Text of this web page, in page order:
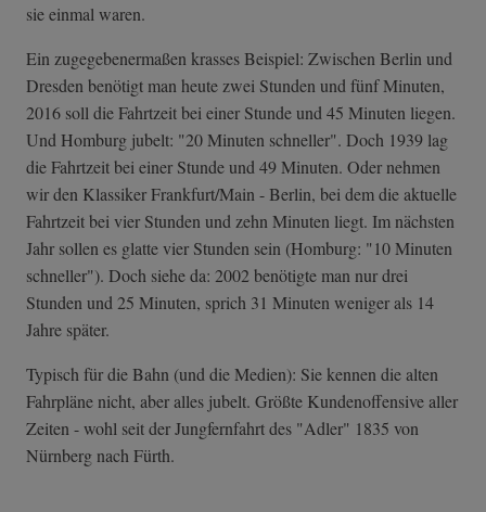
sie einmal waren.
Ein zugegebenermaßen krasses Beispiel: Zwischen Berlin und
Dresden benötigt man heute zwei Stunden und fünf Minuten,
2016 soll die Fahrtzeit bei einer Stunde und 45 Minuten liegen.
Und Homburg jubelt: "20 Minuten schneller". Doch 1939 lag
die Fahrtzeit bei einer Stunde und 49 Minuten. Oder nehmen
wir den Klassiker Frankfurt/Main - Berlin, bei dem die aktuelle
Fahrtzeit bei vier Stunden und zehn Minuten liegt. Im nächsten
Jahr sollen es glatte vier Stunden sein (Homburg: "10 Minuten
schneller"). Doch siehe da: 2002 benötigte man nur drei
Stunden und 25 Minuten, sprich 31 Minuten weniger als 14
Jahre später.
Typisch für die Bahn (und die Medien): Sie kennen die alten
Fahrpläne nicht, aber alles jubelt. Größte Kundenoffensive aller
Zeiten - wohl seit der Jungfernfahrt des "Adler" 1835 von
Nürnberg nach Fürth.